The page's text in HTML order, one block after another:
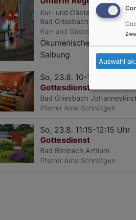
Kur- und Gästepfarrerin
Bad Griesbach
Kur- und Gästepfarrerin
Ökumenischer
Salbung
So, 23.8. 10-11 Uhr
Gottesdienst
Bad Griesbach
Pfarrer Arne Schnütgen
So, 23.8. 11:15-12:15 Uhr
Gottesdienst
Bad Birnbach Artrium
Pfarrer Arne Schnütgen
Auswahl